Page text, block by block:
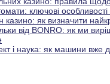
ключові
казино: як визначити
від BONRO: як ми
і наука: як машини вже